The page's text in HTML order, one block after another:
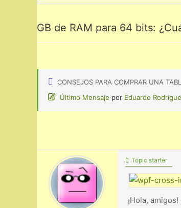
GB de RAM para 64 bits:
CONSEJOS PARA COMPRAR UNA
Último Mensaje por Eduardo
Topic starter
¡Hola,